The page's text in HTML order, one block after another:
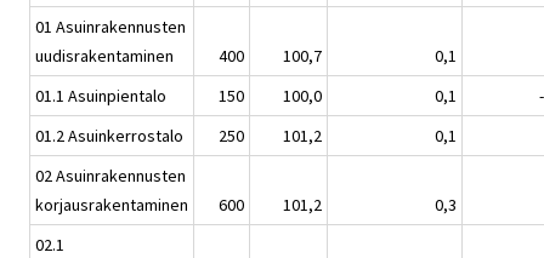
01 Asuinrakennusten
uudisrakentaminen
400 100,7
0,1
01.1 Asuinpientalo
150 100,0 0,1
01.2 Asuinkerrostalo
250 101,2
0,1
02 Asuinrakennusten
korjausrakentaminen
600 101,2
0,3
02.1